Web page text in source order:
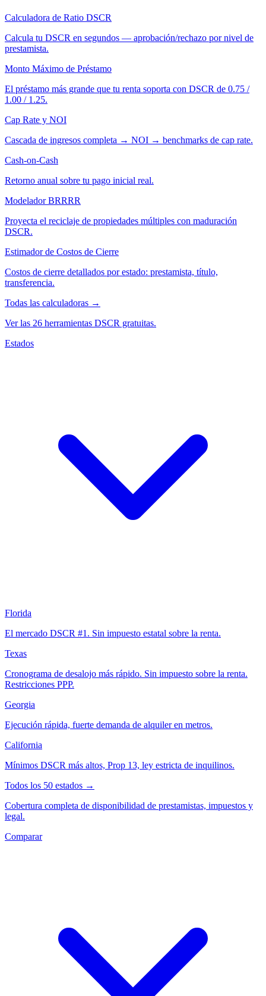
Calculadora de Ratio DSCR
Calcula tu DSCR en segundos — aprobación/rechazo por nivel de
prestamista.
Monto Máximo de Préstamo
El préstamo más grande que tu renta soporta con DSCR de 0.75 /
1.00 / 1.25.
Cap Rate y NOI
Cascada de ingresos completa → NOI → benchmarks de cap rate.
Cash-on-Cash
Retorno anual sobre tu pago inicial real.
Modelador BRRRR
Proyecta el reciclaje de propiedades múltiples con maduración
DSCR.
Estimador de Costos de Cierre
Costos de cierre detallados por estado: prestamista, título,
transferencia.
Todas las calculadoras →
Ver las 26 herramientas DSCR gratuitas.
Estados
Florida
El mercado DSCR #1. Sin impuesto estatal sobre la renta.
Texas
Cronograma de desalojo más rápido. Sin impuesto sobre la renta.
Restricciones PPP.
Georgia
Ejecución rápida, fuerte demanda de alquiler en metros.
California
Mínimos DSCR más altos, Prop 13, ley estricta de inquilinos.
Todos los 50 estados →
Cobertura completa de disponibilidad de prestamistas, impuestos y
legal.
Comparar